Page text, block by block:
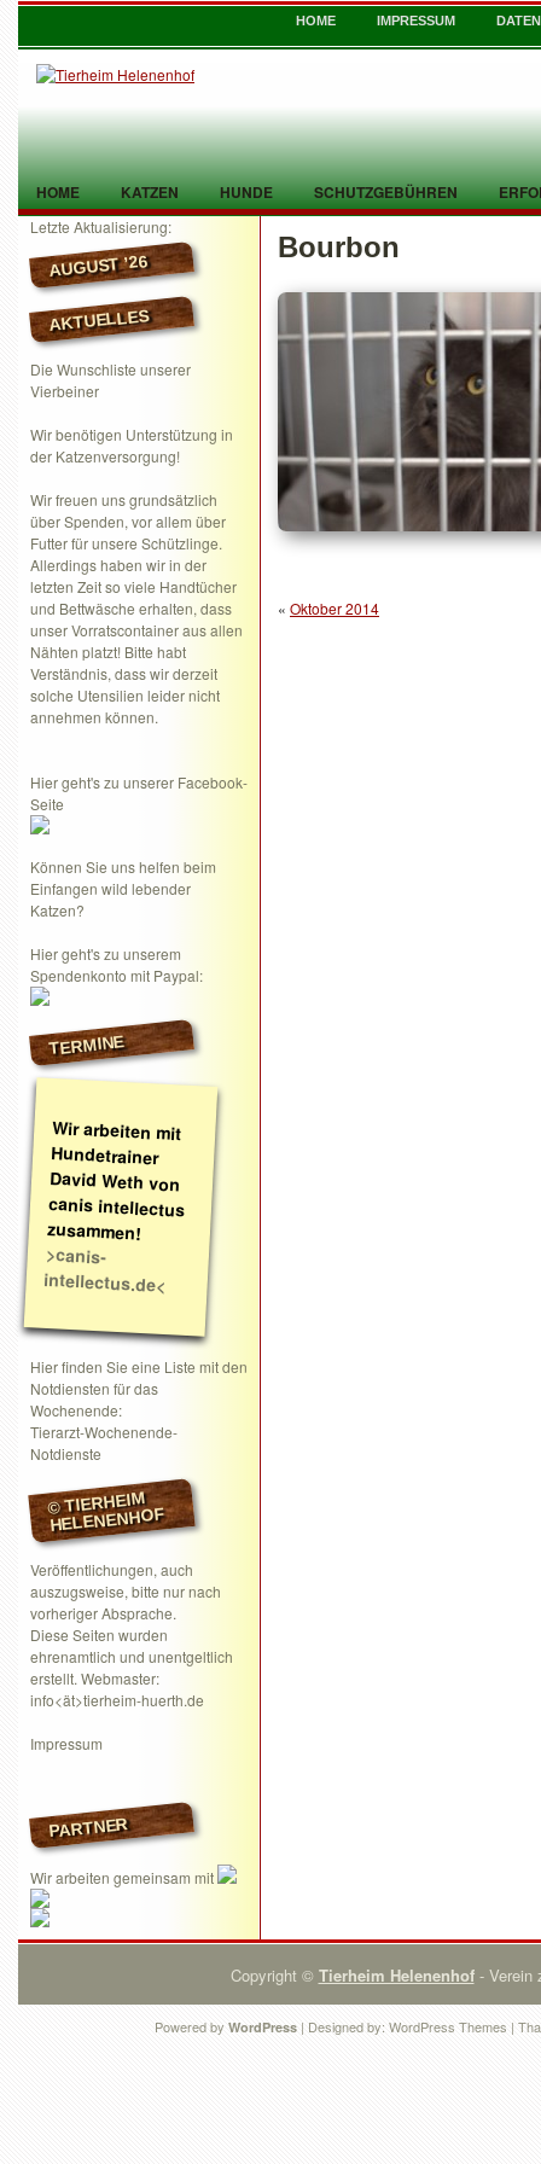
HOME IMPRESSUM
HOME KATZEN HUNDE SCHUTZGEBÜHREN
TIER GEFUNDEN KONTAKT
Letzte Aktualisierung:
AUGUST ’26
AKTUELLES
Die Wunschliste unserer
Vierbeiner
Wir benötigen Unterstützung in
der Katzenversorgung!
Wir freuen uns grundsätzlich
über Spenden, vor allem über
Futter für unsere Schützlinge.
Allerdings haben wir in der
letzten Zeit so viele Handtücher
und Bettwäsche erhalten, dass
unser Vorratscontainer aus allen
Nähten platzt! Bitte habt
Verständnis, dass wir derzeit
solche Utensilien leider nicht
annehmen können.
Hier geht's zu unserer Facebook-
Seite
Können Sie uns helfen beim
Einfangen wild lebender
Katzen?
Hier geht's zu unserem
Spendenkonto mit Paypal:
TERMINE
Wir arbeiten mit
Hundetrainer
David Weth von
canis intellectus
zusammen!
>canis-
intellectus.de<
Hier finden Sie eine Liste mit den
Notdiensten für das
Wochenende:
Tierarzt-Wochenende-
Notdienste
© TIERHEIM
HELENENHOF
Veröffentlichungen, auch
auszugsweise, bitte nur nach
vorheriger Absprache.
Diese Seiten wurden
ehrenamtlich und unentgeltlich
erstellt. Webmaster:
info<ät>tierheim-huerth.de
Impressum
PARTNER
Wir arbeiten gemeinsam mit
Bourbon
« Oktober 2014
Copyright © Tierheim Helenenhof- Verein
Powered by WordPress | Designed by: WordPress Themes |